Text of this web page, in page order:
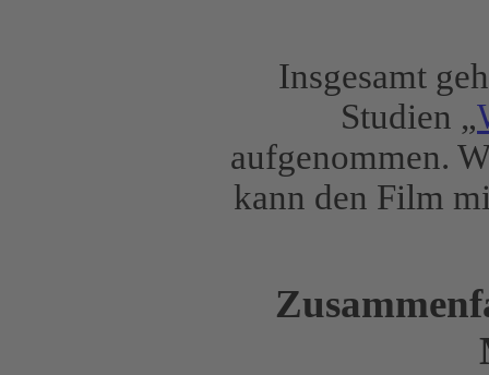
Insgesamt
Studien „
aufgenommen.
kann den Film